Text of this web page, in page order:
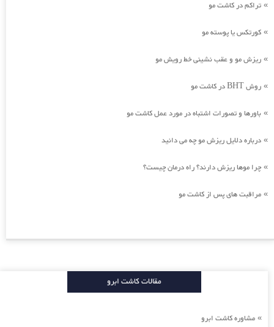
» تراکم در کاشت مو
» کورتکس یا پوسته مو
» ریزش مو و عقب نشینی خط رویش مو
» روش BHT در کاشت مو
» باورها و تصورات اشتباه در مورد عمل کاشت مو
» درباره دلایل ریزش مو چه می دانید
» چرا موها ریزش دارند؟ راه درمان چیست؟
» مراقبت های پس از کاشت مو
مقالات کاشت ابرو
» مشاوره کاشت ابرو